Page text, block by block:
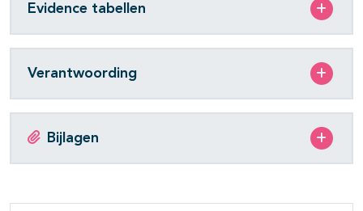
Evidence tabellen
Verantwoording
Bijlagen